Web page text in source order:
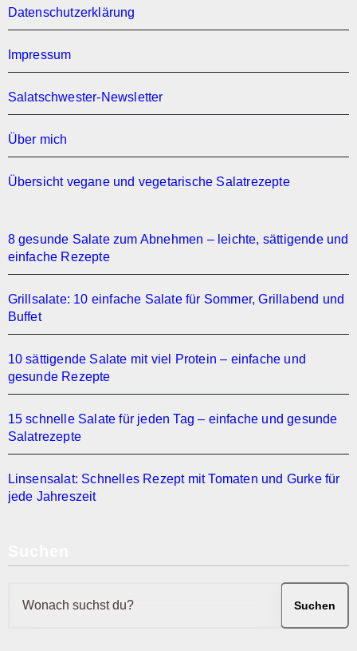
Datenschutzerklärung
Impressum
Salatschwester-Newsletter
Über mich
Übersicht vegane und vegetarische Salatrezepte
8 gesunde Salate zum Abnehmen – leichte, sättigende und
einfache Rezepte
Grillsalate: 10 einfache Salate für Sommer, Grillabend und
Buffet
10 sättigende Salate mit viel Protein – einfache und
gesunde Rezepte
15 schnelle Salate für jeden Tag – einfache und gesunde
Salatrezepte
Linsensalat: Schnelles Rezept mit Tomaten und Gurke für
jede Jahreszeit
Suchen